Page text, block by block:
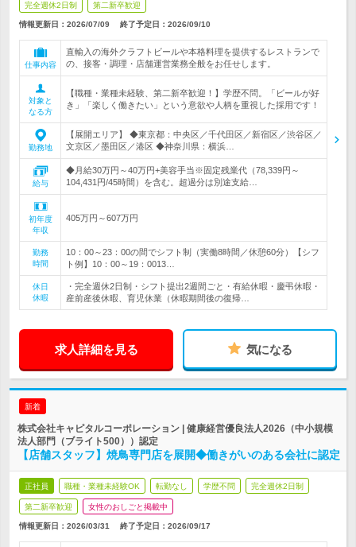
完全週休2日制 第二新卒歓迎
情報更新日：2026/07/09 終了予定日： 2026/09/10
仕事内容
直輸入の海外クラフトビールや本格料理を提供するレストランで
の、接客・調理・店舗運営業務全般をお任せします。
対象と
なる方
【職種・業種未経験、第二新卒歓迎！】学歴不問。「ビールが好
き」「楽しく働きたい」という意欲や人柄を重視した採用です！
勤務地
【展開エリア】 ◆東京都：中央区／千代田区／新宿区／渋谷区／
文京区／墨田区／港区 ◆神奈川県：横浜…
給与
◆月給30万円～40万円+美容手当※固定残業代（78,339円～
104,431円/45時間）を含む。超過分は別途支給…
初年度
年収
405万円～607万円
勤務
時間
10：00～23：00の間でシフト制（実働8時間／休憩60分）【シフ
ト例】10：00～19：0013…
休日
休暇
・完全週休2日制・シフト提出2週間ごと・有給休暇・慶弔休暇・
産前産後休暇、育児休業（休暇期間後の復帰…
求人詳細を見る 気になる
新着
株式会社キャピタルコーポレーション | 健康経営優良法人2026（中小規模
法人部門（ブライト500））認定
【店舗スタッフ】焼鳥専門店を展開◆働きがいのある会社に認定
正社員 職種・業種未経験OK 転勤なし 学歴不問 完全週休2日制
第二新卒歓迎 女性のおしごと掲載中
情報更新日：2026/03/31 終了予定日： 2026/09/17